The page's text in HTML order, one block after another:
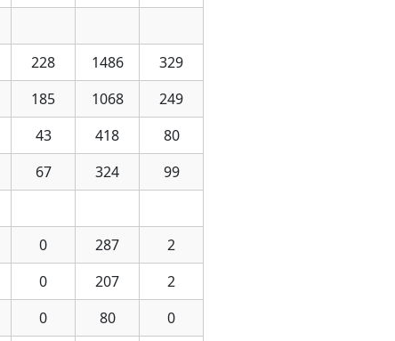
228 1486
329
185 1068
249
43 418
80
67 324
99
0 287
2
0 207
2
0 80
0